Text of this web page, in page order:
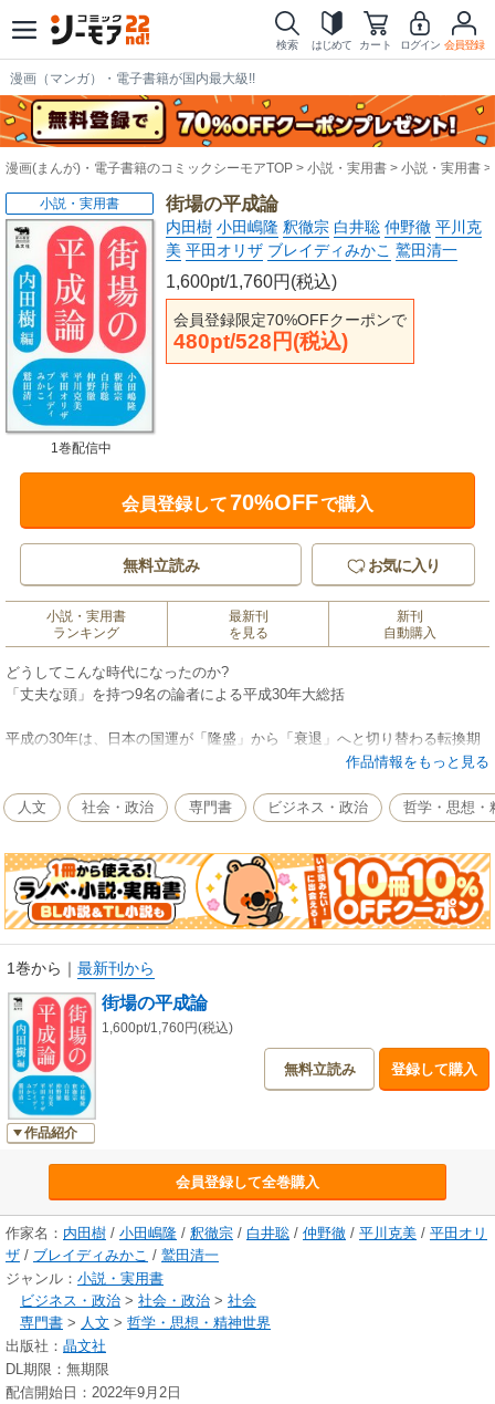
検索 はじめて カート ログイン 会員登録
漫画（マンガ）・電子書籍が国内最大級!!
漫画(まんが)・電子書籍のコミックシーモアTOP 小説・実用書 小説・実用書
街場の平成論
内田樹 小田嶋隆 釈徹宗 白井聡 仲野徹 平川克
美 平田オリザ ブレイディみかこ 鷲田清一
1,600pt/1,760円(税込)
会員登録限定70%OFFクーポンで
480pt/528円(税込)
小説・実用書
1巻配信中
会員登録して70%OFFで購入
無料立読み お気に入り
小説・実用書
ランキング
最新刊
を見る
新刊
自動購入
どうしてこんな時代になったのか?
「丈夫な頭」を持つ9名の論者による平成30年大総括
平成の30年は、日本の国運が「隆盛」から「衰退」へと切り替わる転換期
起きなくてもよかった「このこと」ばかり現実になったのか?
平成という時代の終わりに向けて、この間に生まれた絶望の面と希望の面
を、
政治・社会・宗教・自然科学など9つの観点から回想するアンソロジー。
【目次】
戦後史五段階区分説 ――内田樹
紆余曲折の日韓平成史 ――平田オリザ
シスターフッドと原初の怒り ――ブレイディみかこ
ポスト・ヒストリーとしての平成時代 ――白井聡
「消費者」主権国家まで ――平川克美
個人から「群れ」へと進化した日本人 ――小田嶋隆
生命科学の未来は予測できたか? ――仲野徹
平成期の宗教問題 ――釈徹宗
小さな肯定 ――鷲田清一
作品情報をもっと見る
人文 社会・政治 専門書 ビジネス・政治 哲学・思想・
1巻から ｜ 最新刊から
作品紹介
街場の平成論
1,600pt/1,760円(税込)
無料立読み 登録して購入
会員登録して全巻購入
作家名： 内田樹 / 小田嶋隆 / 釈徹宗 / 白井聡 / 仲野徹 / 平川克美 / 平田オリ
ザ / ブレイディみかこ / 鷲田清一
ジャンル： 小説・実用書
ビジネス・政治 > 社会・政治 > 社会
専門書 > 人文 > 哲学・思想・精神世界
出版社： 晶文社
DL期限：無期限
配信開始日：2022年9月2日